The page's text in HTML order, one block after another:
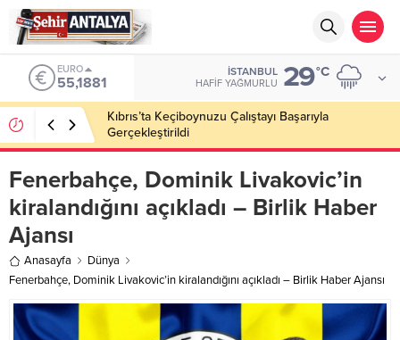
ALTIN
6.660,55
İSTANBUL
HAFIF YAĞMURLU 29°C
LGS’de 500 Tam Puan, YKS’de İlk 1000 Başarısı:
Doğru Cevap Eğitim Kurumları Zirvede
Fenerbahçe, Dominik Livakovic’in
kiralandığını açıkladı – Birlik Haber
Ajansı
Anasayfa
Dünya
Fenerbahçe, Dominik Livakovic’in kiralandığını açıkladı – Birlik Haber Ajansı